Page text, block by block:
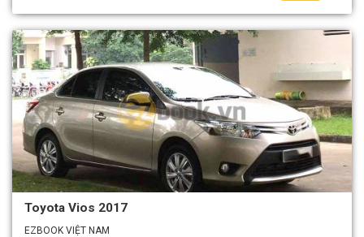
Toyota Vios 2017
EZBOOK VIỆT NAM